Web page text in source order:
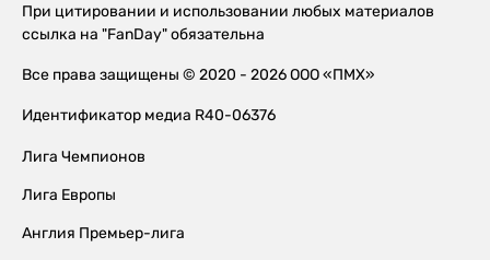
При цитировании и использовании любых материалов
ссылка на "FanDay" обязательна
Все права защищены © 2020 - 2026 ООО «ПМХ»
Идентификатор медиа R40-06376
Лига Чемпионов
Лига Европы
Англия Премьер-лига